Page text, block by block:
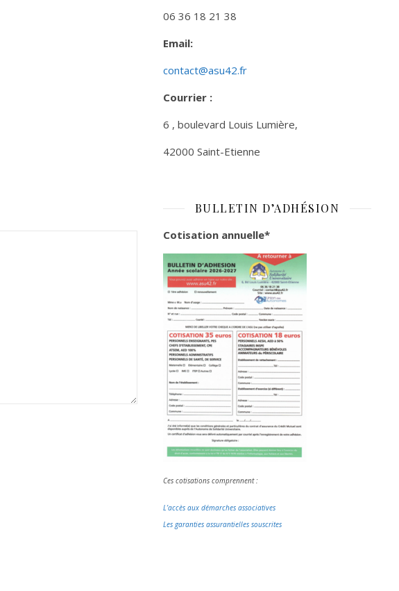
06 36 18 21 38
Email:
contact@asu42.fr
Courrier :
6 , boulevard Louis Lumière,
42000 Saint-Etienne
BULLETIN D’ADHÉSION
Cotisation annuelle*
Ces cotisations comprennent :
L’accès aux démarches associatives
Les garanties assurantielles souscrites